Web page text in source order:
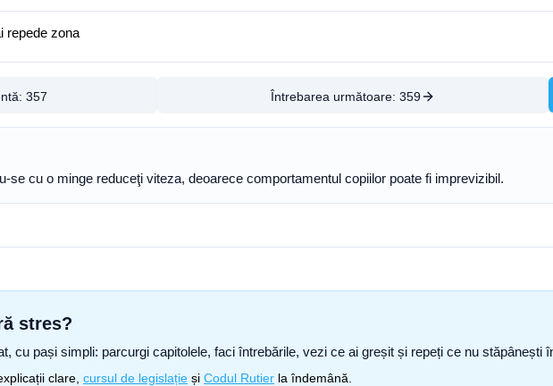
repede zona
357 Întrebarea următoare: 359
se cu o minge reduceţi viteza, deoarece comportamentul copiilor poate fi imprevizibil.
stres?
cu pași simpli: parcurgi capitolele, faci întrebările, vezi ce ai greșit și repeți ce nu
clare, cursul de legislație și Codul Rutier la îndemână.